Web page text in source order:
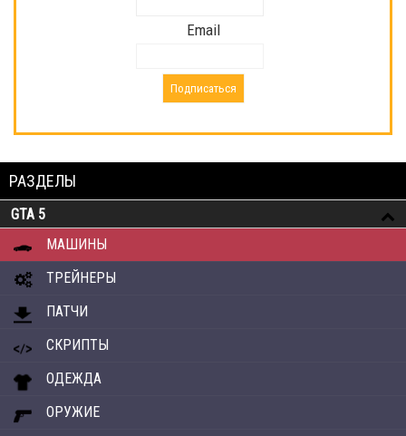
Email
РАЗДЕЛЫ
GTA 5
МАШИНЫ
ТРЕЙНЕРЫ
ПАТЧИ
СКРИПТЫ
ОДЕЖДА
ОРУЖИЕ